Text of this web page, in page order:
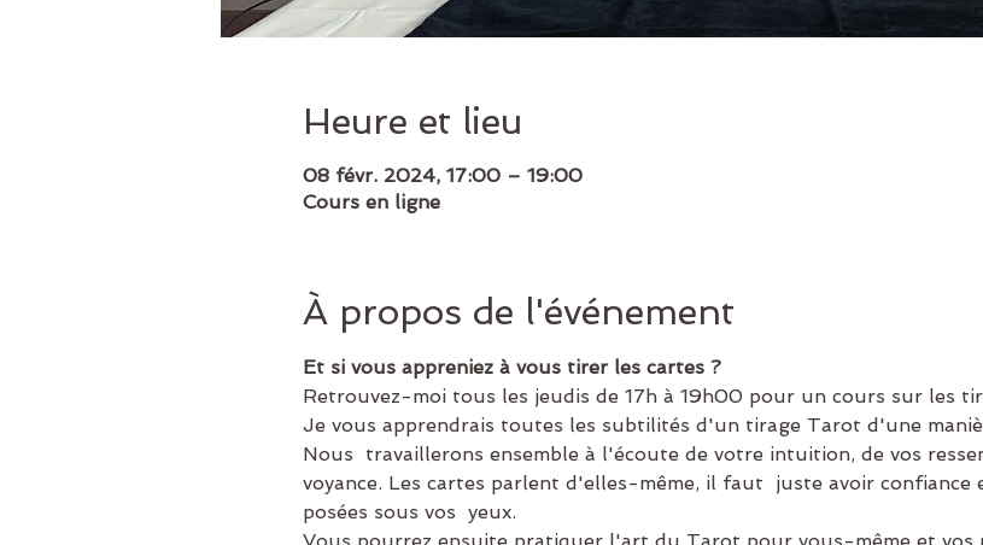
Heure et lieu
08 févr. 2024, 17:00 – 19:00
Cours en ligne
À propos de l'événement
Et si vous appreniez à vous tirer les cartes ?
Retrouvez-moi tous les jeudis de 17h à 19h00 pour un cours sur les
Je vous apprendrais toutes les subtilités d'un tirage Tarot d'une
Nous  travaillerons ensemble à l'écoute de votre intuition, de vos
voyance. Les cartes parlent d'elles-même, il faut  juste avoir
posées sous vos  yeux.